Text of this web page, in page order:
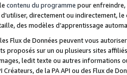
contenu du programme pour
directement ou indirectement,
des modèles d’apprentissage
les Flux de Données peuvent vous
proposés sur un ou plusieurs sites
ledit texte ou autres informations
Créateurs, de la PA API ou des Flux de